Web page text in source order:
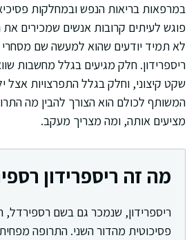
במרפאות בריאות הנפש ובמחלקות
פוגש לעיתים קרובות אנשים שמכירים
לא תמיד יודעים שהוא למעשה שם
ריספרידון. חלק מגיעים בגלל מחשבות
שקט קיצוני, וחלק בגלל התפרצויות אצל
המשותף לכולם הוא הצורך להבין מה
מציעים אותה, ומה מצריך מעקב.
מה זה ריספרידון
ריספרידון, שנמכר גם בשם רספירדל,
פסיכוטית מהדור השני. התרופה